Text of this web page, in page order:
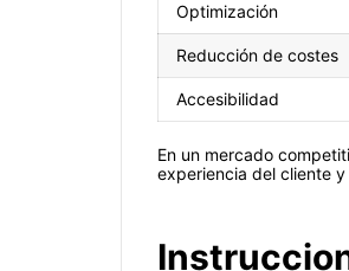
Optimización
Reducción de costes
Accesibilidad
En un mercado
experiencia del cliente